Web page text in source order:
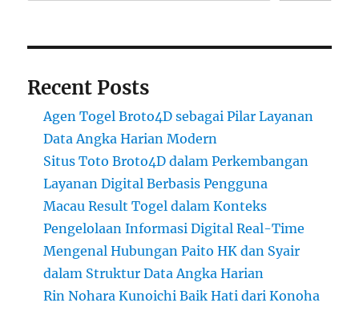
Recent Posts
Agen Togel Broto4D sebagai Pilar Layanan
Data Angka Harian Modern
Situs Toto Broto4D dalam Perkembangan
Layanan Digital Berbasis Pengguna
Macau Result Togel dalam Konteks
Pengelolaan Informasi Digital Real-Time
Mengenal Hubungan Paito HK dan Syair
dalam Struktur Data Angka Harian
Rin Nohara Kunoichi Baik Hati dari Konoha